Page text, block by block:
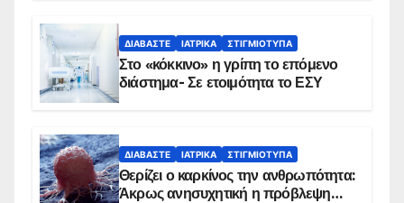
ΔΙΑΒΆΣΤΕ ΙΑΤΡΙΚΆ ΣΤΙΓΜΙΌΤΥΠΑ
Στο «κόκκινο» η γρίπη το επόμενο
διάστημα- Σε ετοιμότητα το ΕΣΥ
ΔΙΑΒΆΣΤΕ ΙΑΤΡΙΚΆ ΣΤΙΓΜΙΌΤΥΠΑ
Θερίζει ο καρκίνος την ανθρωπότητα:
Άκρως ανησυχητική η πρόβλεψη…